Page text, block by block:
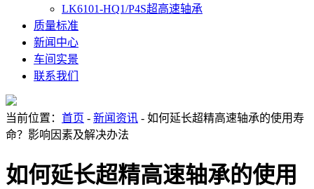
LK6101-HQ1/P4S超高速轴承
质量标准
新闻中心
车间实景
联系我们
当前位置： 首页 - 新闻资讯 - 如何延长超精高速轴承的使用寿
命？影响因素及解决办法
如何延长超精高速轴承的使用